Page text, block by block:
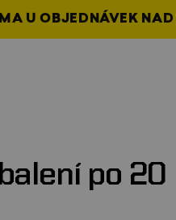
U OBJEDNÁVEK NAD
balení po 20